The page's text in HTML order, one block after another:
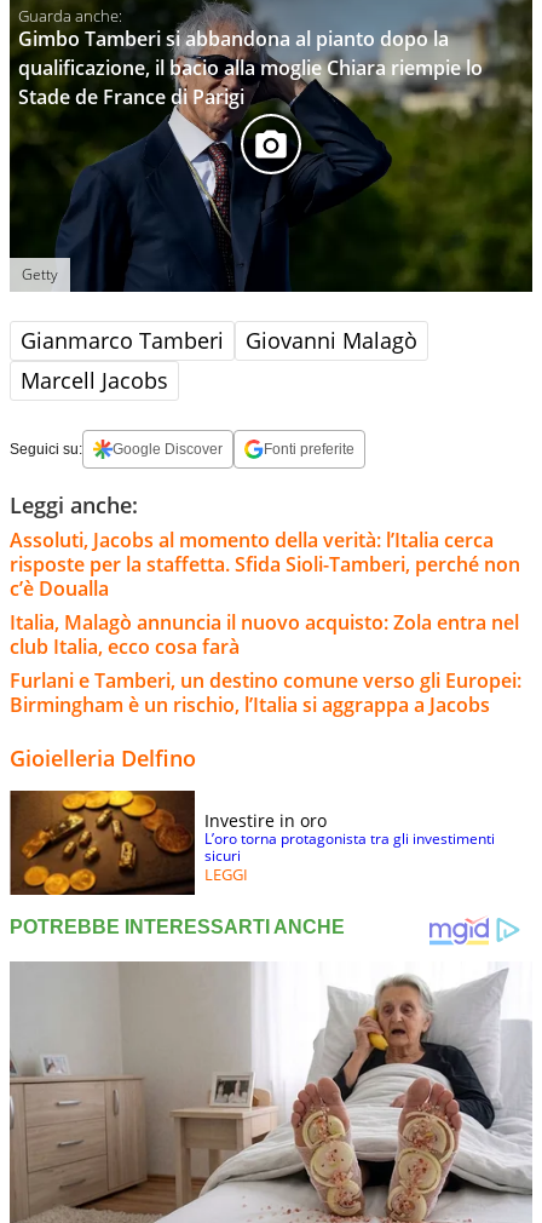
Gimbo Tamberi si abbandona al pianto dopo la
qualificazione, il bacio alla moglie Chiara riempie lo
Stade de France di Parigi
Getty
Gianmarco Tamberi
Giovanni Malagò
Marcell Jacobs
Seguici su: Google Discover Fonti preferite
Leggi anche:
Assoluti, Jacobs al momento della verità: l’Italia cerca
risposte per la staffetta. Sfida Sioli-Tamberi, perché non
c’è Doualla
Italia, Malagò annuncia il nuovo acquisto: Zola entra nel
club Italia, ecco cosa farà
Furlani e Tamberi, un destino comune verso gli Europei:
Birmingham è un rischio, l’Italia si aggrappa a Jacobs
Gioielleria Delfino
Investire in oro
L’oro torna protagonista tra gli investimenti
sicuri
LEGGI